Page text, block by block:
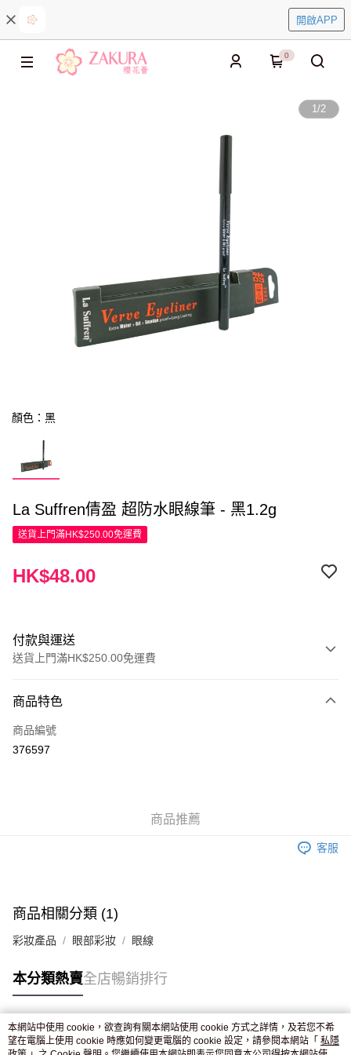
開啟APP
0
1/2
顏色：黑
La Suffren倩盈 超防水眼線筆 - 黑1.2g
送貨上門滿HK$250.00免運費
HK$48.00
付款與運送
送貨上門滿HK$250.00免運費
信用卡
Apple Pay
付款後門市自取，訂單確認後2-4個工作天到店，7天內取。逾期後
商品特色
商品編號
376597
商品推薦
客服
商品相關分類 (1)
彩妝產品 眼部彩妝 眼線
本分類熱賣全店暢銷排行
熱門標籤
本網站中使用 cookie，欲查詢有關本網站使用 cookie 方式之詳情，及若您不希
望在電腦上使用 cookie 時應如何變更電腦的 cookie 設定，請參閱本網站「 私隱